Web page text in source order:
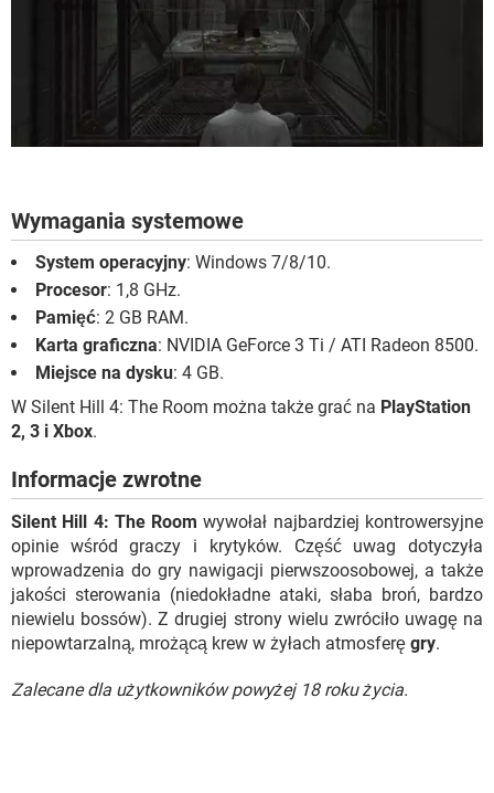
Wymagania systemowe
System operacyjny: Windows 7/8/10.
Procesor: 1,8 GHz.
Pamięć: 2 GB RAM.
Karta graficzna: NVIDIA GeForce 3 Ti / ATI Radeon 8500.
Miejsce na dysku: 4 GB.
W Silent Hill 4: The Room można także grać na PlayStation
2, 3 i Xbox.
Informacje zwrotne
Silent Hill 4: The Room wywołał najbardziej kontrowersyjne
opinie wśród graczy i krytyków. Część uwag dotyczyła
wprowadzenia do gry nawigacji pierwszoosobowej, a także
jakości sterowania (niedokładne ataki, słaba broń, bardzo
niewielu bossów). Z drugiej strony wielu zwróciło uwagę na
niepowtarzalną, mrożącą krew w żyłach atmosferę gry.
Zalecane dla użytkowników powyżej 18 roku życia.